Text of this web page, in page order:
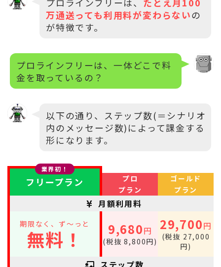
万通送っても利用料が変わらないの
が特徴です。
プロラインフリーは、一体どこで料
金を取っているの？
以下の通り、ステップ数(＝シナリオ
内のメッセージ数)によって課金する
形になります。
業界初！
フリープラン
プロ
プラン
ゴールド
プラン
月額利用料
期限なく、ず～っと
無料！ 9,680円
(税抜 8,800円)
29,700円
(税抜 27,000
円)
ステップ数